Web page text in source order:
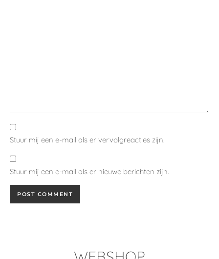
Stuur mij een e-mail als er vervolgreacties zijn.
Stuur mij een e-mail als er nieuwe berichten zijn.